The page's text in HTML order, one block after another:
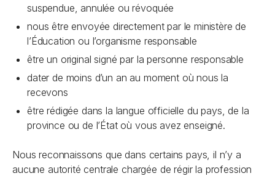
suspendue, annulée ou révoquée
nous être envoyée directement par le ministère de
l’Éducation ou l’organisme responsable
être un original signé par la personne responsable
dater de moins d’un an au moment où nous la
recevons
être rédigée dans la langue officielle du pays, de la
province ou de l’État où vous avez enseigné.
Nous reconnaissons que dans certains pays, il n’y a
aucune autorité centrale chargée de régir la profession